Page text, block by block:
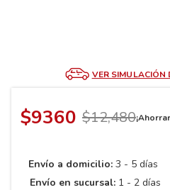
VER SIMULACIÓN
$9360 $12,480
Envío a domicilio: 3 - 5 días
Envío en sucursal: 1 - 2 días
9.